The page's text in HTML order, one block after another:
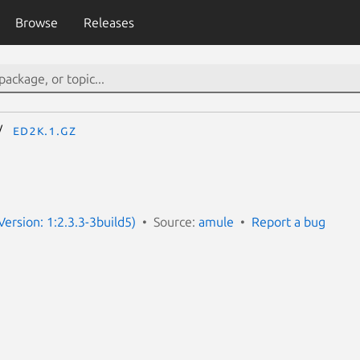
Browse Releases
ed2k.1.gz
1:2.3.3-3build5) Source: amule Report a bug